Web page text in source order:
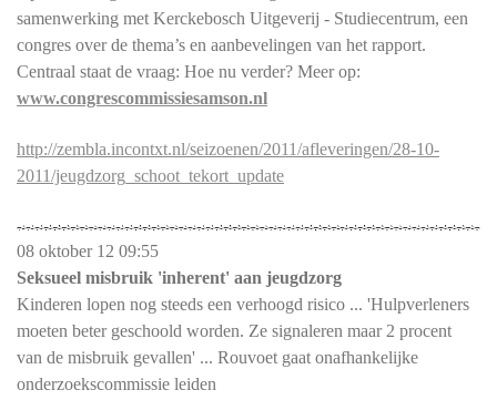
samenwerking met Kerckebosch Uitgeverij - Studiecentrum, een
congres over de thema’s en aanbevelingen van het rapport.
Centraal staat de vraag: Hoe nu verder? Meer op:
www.congrescommissiesamson.nl
http://zembla.incontxt.nl/seizoenen/2011/afleveringen/28-10-
2011/jeugdzorg_schoot_tekort_update
08 oktober 12 09:55
Seksueel misbruik 'inherent' aan jeugdzorg
Kinderen lopen nog steeds een verhoogd risico ... 'Hulpverleners
moeten beter geschoold worden. Ze signaleren maar 2 procent
van de misbruik gevallen' ... Rouvoet gaat onafhankelijke
onderzoekscommissie leiden